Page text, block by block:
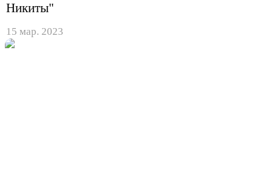
Никиты"
15 мар. 2023